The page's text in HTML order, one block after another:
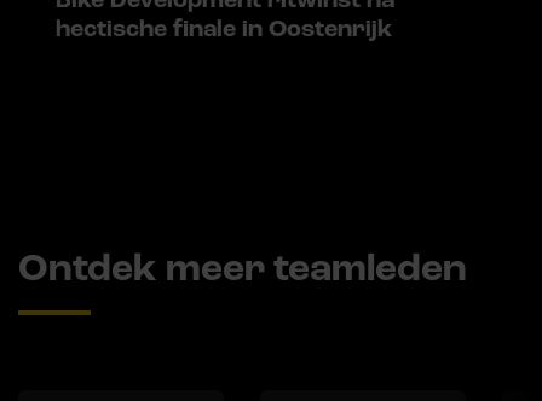
hectische finale in Oostenrijk
Ontdek meer teamleden